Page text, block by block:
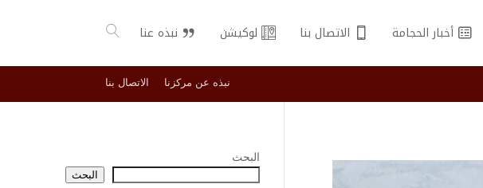
أخبار الحجامة الاتصال بنا لوكيشن نبذه عنا
نبذه عن مركزنا الاتصال بنا
البحث
البحث